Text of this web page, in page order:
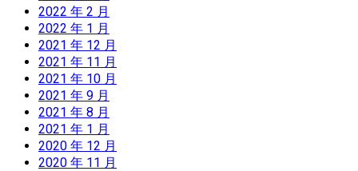
2022 年 2 月
2022 年 1 月
2021 年 12 月
2021 年 11 月
2021 年 10 月
2021 年 9 月
2021 年 8 月
2021 年 1 月
2020 年 12 月
2020 年 11 月